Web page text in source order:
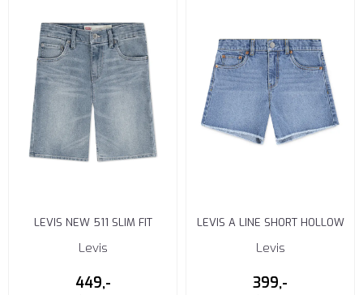
LEVIS NEW 511 SLIM FIT
DENIM SHO BAY AREA
Levis
449,-
LEVIS A LINE SHORT HOLLOW
DAYS
Levis
399,-